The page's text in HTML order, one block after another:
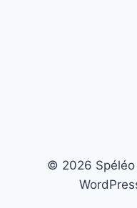
© 2026 Spéléo